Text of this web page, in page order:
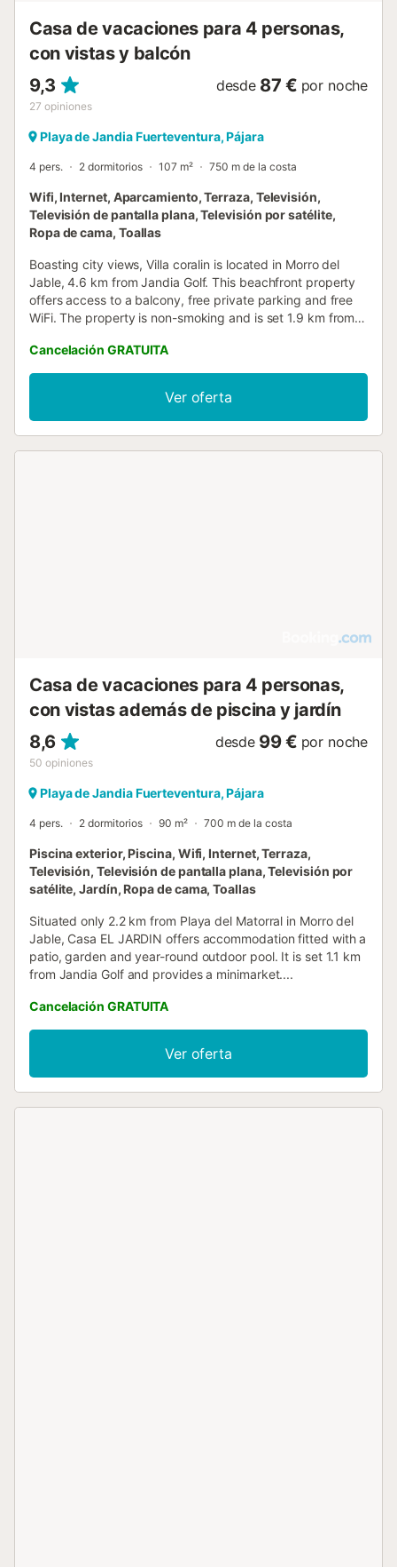
Casa de vacaciones para 4 personas,
con vistas y balcón
9,3
27 opiniones
desde 87 € por noche
Playa de Jandia Fuerteventura, Pájara
4 pers. 2 dormitorios 107 m² 750 m de la costa
Wifi, Internet, Aparcamiento, Terraza, Televisión,
Televisión de pantalla plana, Televisión por satélite,
Ropa de cama, Toallas
Boasting city views, Villa coralin is located in Morro del
Jable, 4.6 km from Jandia Golf. This beachfront property
offers access to a balcony, free private parking and free
WiFi. The property is non-smoking and is set 1.9 km from
Cancelación GRATUITA
Ver oferta
Casa de vacaciones para 4 personas,
con vistas además de piscina y jardín
8,6
50 opiniones
desde 99 € por noche
Playa de Jandia Fuerteventura, Pájara
4 pers. 2 dormitorios 90 m² 700 m de la costa
Piscina exterior, Piscina, Wifi, Internet, Terraza,
Televisión, Televisión de pantalla plana, Televisión por
satélite, Jardín, Ropa de cama, Toallas
Situated only 2.2 km from Playa del Matorral in Morro del
Jable, Casa EL JARDIN offers accommodation fitted with a
patio, garden and year-round outdoor pool. It is set 1.1 km
from Jandia Golf and provides a minimarket....
Cancelación GRATUITA
Ver oferta